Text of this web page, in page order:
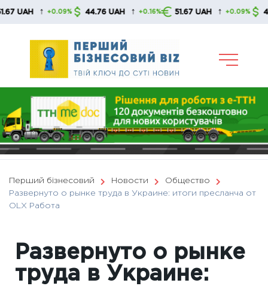
Skip
44.76 UAH ↑ +0.16% 51.67 UAH ↑ +0.09% 44.76 UAH ↑
Перший бізнесовий Новости
Общество
Развернуто о рынке труда в Украине: итоги пресланча от
OLX Работа
Развернуто о рынке
труда в Украине: